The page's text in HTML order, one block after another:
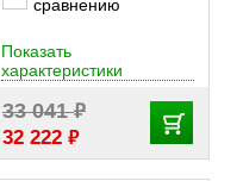
сравнению
33 041₽
32 222 ₽
Показать
характеристики